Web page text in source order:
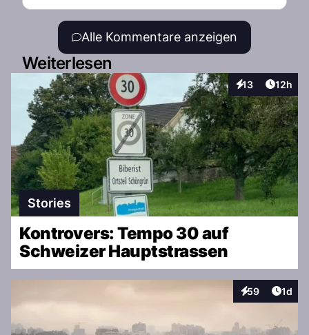
verbindung, nix GPS)
Alle Kommentare anzeigen
Weiterlesen
13
Interaktionen
Artikel
12h
Stories
Kontrovers: Tempo 30 auf
Schweizer Hauptstrassen
59
Interaktionen
1d